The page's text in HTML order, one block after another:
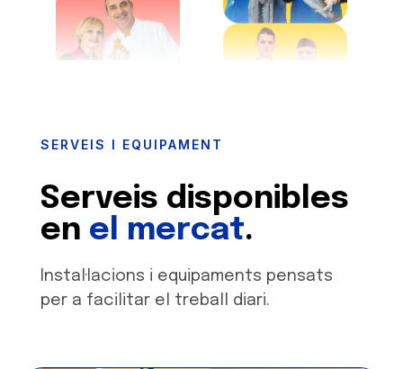
SERVEIS I EQUIPAMENT
Serveis disponibles
en el mercat.
Instal·lacions i equipaments pensats
per a facilitar el treball diari.